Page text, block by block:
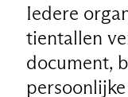
Iedere
tientallen
document,